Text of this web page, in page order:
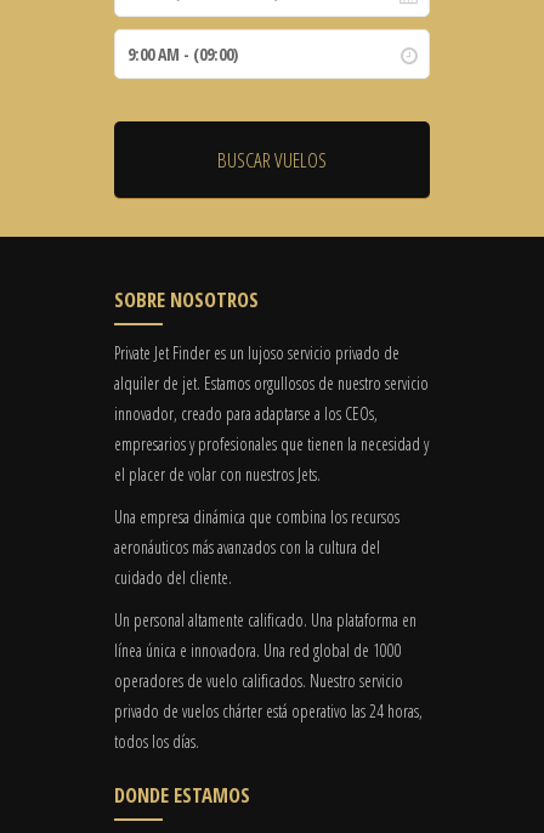
SOBRE NOSOTROS
Private Jet Finder es un lujoso servicio privado de
alquiler de jet. Estamos orgullosos de nuestro servicio
innovador, creado para adaptarse a los CEOs,
empresarios y profesionales que tienen la necesidad y
el placer de volar con nuestros Jets.
Una empresa dinámica que combina los recursos
aeronáuticos más avanzados con la cultura del
cuidado del cliente.
Un personal altamente calificado. Una plataforma en
línea única e innovadora. Una red global de 1000
operadores de vuelo calificados. Nuestro servicio
privado de vuelos chárter está operativo las 24 horas,
todos los días.
DONDE ESTAMOS